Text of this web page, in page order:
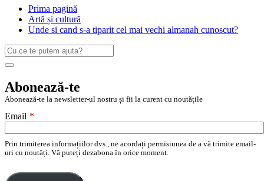
Prima pagină
Artă și cultură
Unde si cand s-a tiparit cel mai vechi almanah cunoscut?
Caută
după:
Search
Abonează-te
Abonează-te la newsletter-ul nostru și fii la curent cu noutățile
Email *
Prin trimiterea informațiilor dvs., ne acordați permisiunea de a vă trimite email-
uri cu noutăți. Vă puteți dezabona în orice moment.